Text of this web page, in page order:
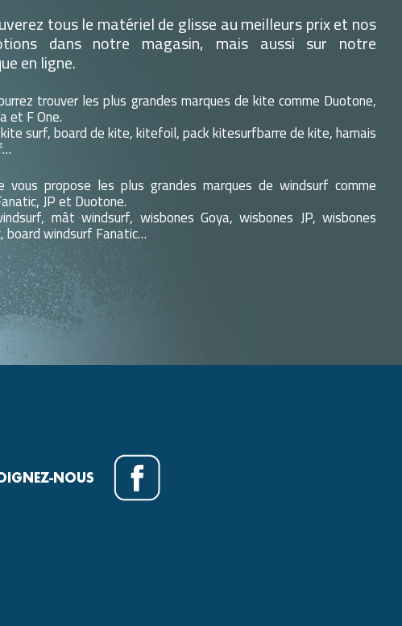
tous le matériel de glisse au meilleurs prix et nos
dans notre magasin, mais aussi sur notre
en ligne.
trouver les plus grandes marques de kite comme Duotone,
et F One.
surf, board de kite, kitefoil, pack kitesurfbarre de kite, harnais
vous propose les plus grandes marques de windsurf comme
JP et Duotone.
mât windsurf, wisbones Goya, wisbones JP, wisbones
board windsurf Fanatic…
NOUS